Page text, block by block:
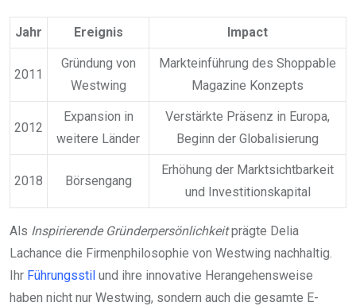
Jahr Ereignis Impact
2011
Gründung von
Westwing
Markteinführung des Shoppable
Magazine Konzepts
2012
Expansion in
weitere Länder
Verstärkte Präsenz in Europa,
Beginn der Globalisierung
2018 Börsengang
Erhöhung der Marktsichtbarkeit
und Investitionskapital
Als Inspirierende Gründerpersönlichkeitprägte Delia
Lachance die Firmenphilosophie von Westwing nachhaltig.
Ihr Führungsstil und ihre innovative Herangehensweise
haben nicht nur Westwing, sondern auch die gesamte E-